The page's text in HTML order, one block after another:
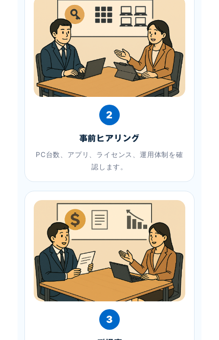
2
事前ヒアリング
PC台数、アプリ、ライセンス、運用体制を確
認します。
3